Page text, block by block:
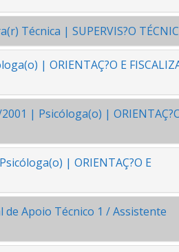
Técnica | SUPERVIS?O
| ORIENTAÇ?O E
2001 | Psicóloga(o) |
| ORIENTAÇ?O E
de Apoio Técnico 1 / Assistente